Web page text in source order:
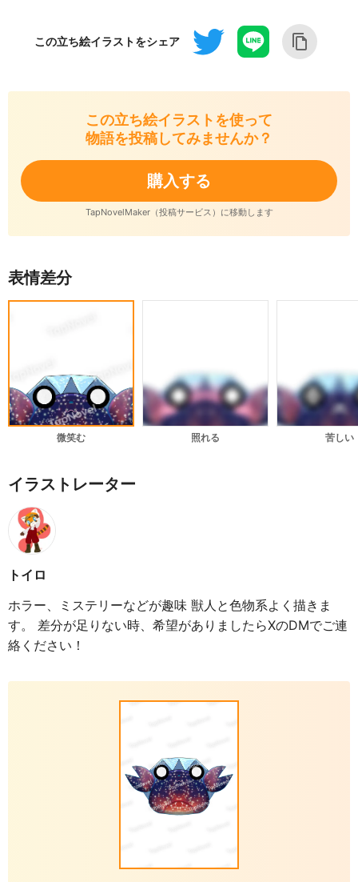
この立ち絵イラストをシェア
この立ち絵イラストを使って
物語を投稿してみませんか？
購入する
TapNovelMaker（投稿サービス）に移動します
表情差分
微笑む 照れる 苦しい
イラストレーター
トイロ
ホラー、ミステリーなどが趣味 獣人と色物系よく描きま
す。 差分が足りない時、希望がありましたらXのDMでご連
絡ください！